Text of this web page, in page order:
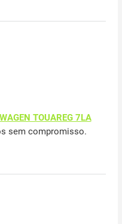
TOUAREG 7LA
sem compromisso.